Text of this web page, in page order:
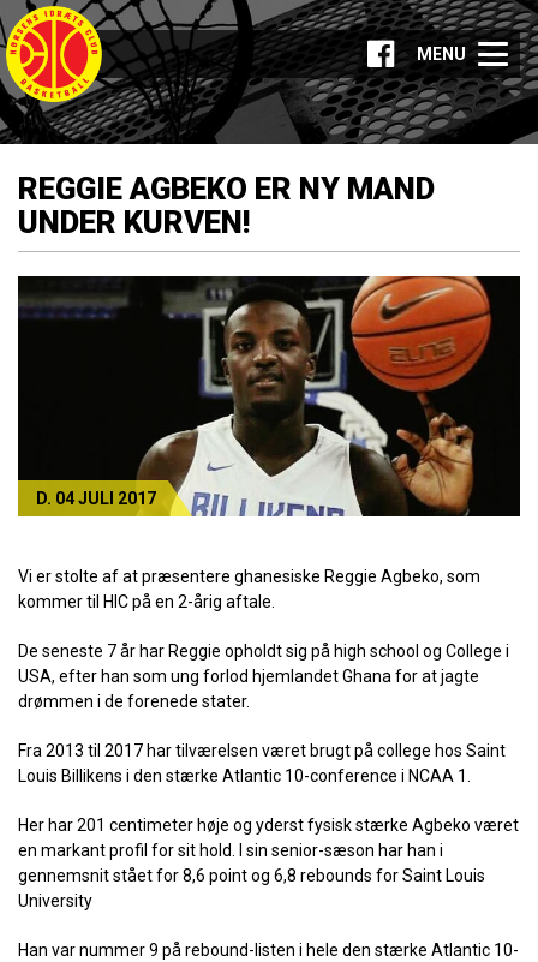
MENU
REGGIE AGBEKO ER NY MAND
UNDER KURVEN!
D. 04 JULI 2017
Vi er stolte af at præsentere ghanesiske Reggie Agbeko, som
kommer til HIC på en 2-årig aftale.
De seneste 7 år har Reggie opholdt sig på high school og College i
USA, efter han som ung forlod hjemlandet Ghana for at jagte
drømmen i de forenede stater.
Fra 2013 til 2017 har tilværelsen været brugt på college hos Saint
Louis Billikens i den stærke Atlantic 10-conference i NCAA 1.
Her har 201 centimeter høje og yderst fysisk stærke Agbeko været
en markant profil for sit hold. I sin senior-sæson har han i
gennemsnit stået for 8,6 point og 6,8 rebounds for Saint Louis
University
Han var nummer 9 på rebound-listen i hele den stærke Atlantic 10-